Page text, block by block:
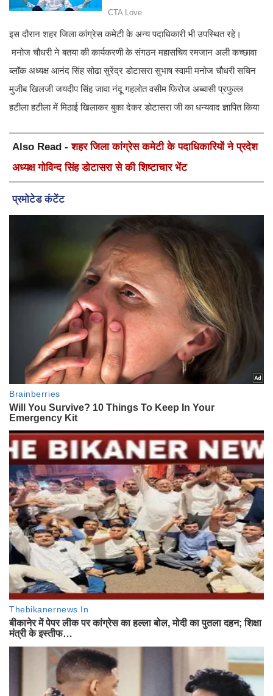
इस दौरान शहर जिला कांग्रेस कमेटी के अन्य पदाधिकारी भी उपस्थित रहे।
मनोज चौधरी ने बतया की कार्यकरणी के संगठन महासचिव रमजान अली कच्छावा
ब्लॉक अध्यक्ष आनंद सिंह सोढा सुरेंद्र डोटासरा सुभाष स्वामी मनोज चौधरी सचिन
मुजीब खिलजी जयदीप सिंह जावा नंदू गहलोत वसीम फिरोज अब्बासी प्रफुल्ल
हटीला हटीला में मिठाई खिलाकर बुका देकर डोटासरा जी का धन्यवाद ज्ञापित किया
Also Read -शहर जिला कांग्रेस कमेटी के पदाधिकारियों ने प्रदेश
अध्यक्ष गोविन्द सिंह डोटासरा से की शिष्टाचार भेंट